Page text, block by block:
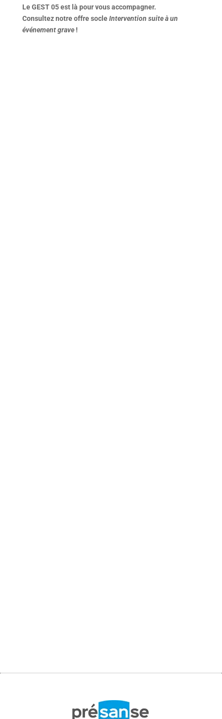
Le GEST 05 est là pour vous accompagner.
Consultez notre offre socleIntervention suite à un
événement grave!